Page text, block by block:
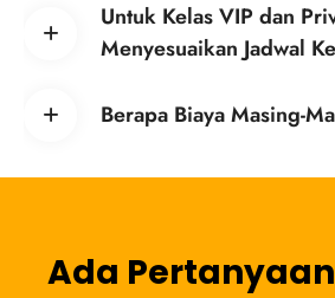
Untuk Kelas VIP dan
Menyesuaikan Jadwal
Berapa Biaya Masing-
Ada